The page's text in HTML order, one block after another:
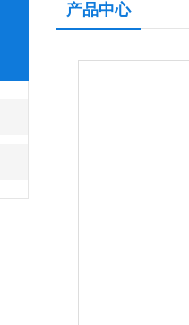
产品中心